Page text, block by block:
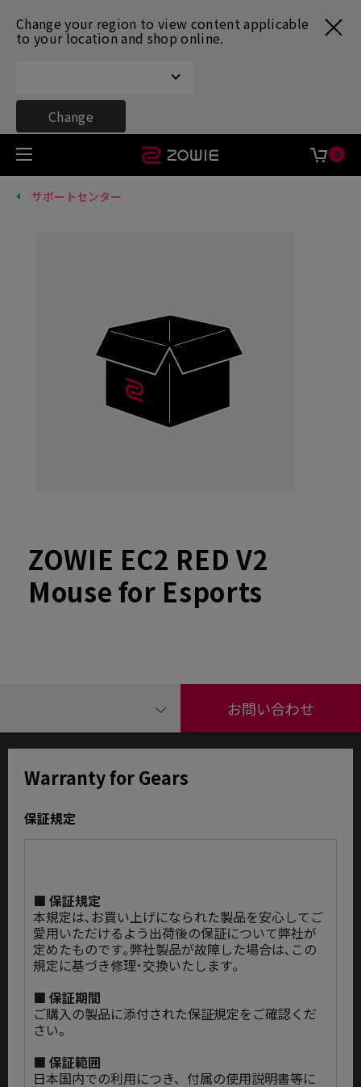
Change your region to view content applicable
to your location and shop online.
Change
0
サポートセンター
ZOWIE EC2 RED V2
Mouse for Esports
お問い合わせ
Warranty for Gears
保証規定
■ 保証規定
本規定は､お買い上げになられた製品を安心してご
愛用いただけるよう出荷後の保証について弊社が
定めたものです｡弊社製品が故障した場合は､この
規定に基づき修理･交換いたします｡
■ 保証期間
ご購入の製品に添付された保証規定をご確認くだ
さい。
■ 保証範囲
日本国内での利用につき、付属の使用説明書等に